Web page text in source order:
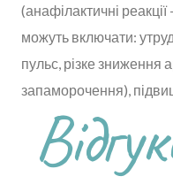
(анафілактичні реакції
можуть включати:
пульс, різке зниження
запаморочення),